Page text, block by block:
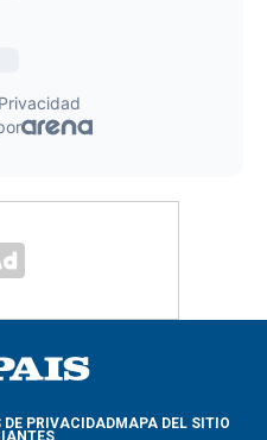
PRIVACIDADMAPA DEL SITIO